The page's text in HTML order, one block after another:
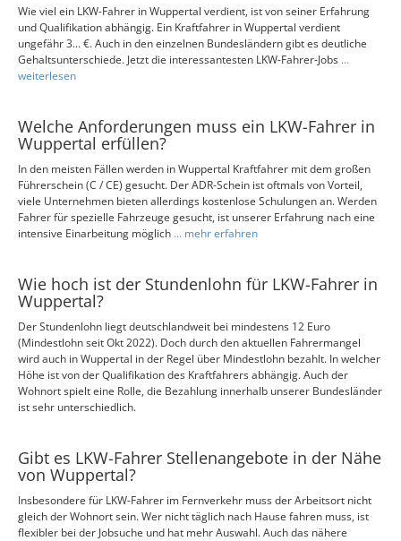
Wie viel ein LKW-Fahrer in Wuppertal verdient, ist von seiner Erfahrung
und Qualifikation abhängig. Ein Kraftfahrer in Wuppertal verdient
ungefähr 3... €. Auch in den einzelnen Bundesländern gibt es deutliche
Gehaltsunterschiede. Jetzt die interessantesten LKW-Fahrer-Jobs ...
weiterlesen
Welche Anforderungen muss ein LKW-Fahrer in
Wuppertal erfüllen?
In den meisten Fällen werden in Wuppertal Kraftfahrer mit dem großen
Führerschein (C / CE) gesucht. Der ADR-Schein ist oftmals von Vorteil,
viele Unternehmen bieten allerdings kostenlose Schulungen an. Werden
Fahrer für spezielle Fahrzeuge gesucht, ist unserer Erfahrung nach eine
intensive Einarbeitung möglich ... mehr erfahren
Wie hoch ist der Stundenlohn für LKW-Fahrer in
Wuppertal?
Der Stundenlohn liegt deutschlandweit bei mindestens 12 Euro
(Mindestlohn seit Okt 2022). Doch durch den aktuellen Fahrermangel
wird auch in Wuppertal in der Regel über Mindestlohn bezahlt. In welcher
Höhe ist von der Qualifikation des Kraftfahrers abhängig. Auch der
Wohnort spielt eine Rolle, die Bezahlung innerhalb unserer Bundesländer
ist sehr unterschiedlich.
Gibt es LKW-Fahrer Stellenangebote in der Nähe
von Wuppertal?
Insbesondere für LKW-Fahrer im Fernverkehr muss der Arbeitsort nicht
gleich der Wohnort sein. Wer nicht täglich nach Hause fahren muss, ist
flexibler bei der Jobsuche und hat mehr Auswahl. Auch das nähere